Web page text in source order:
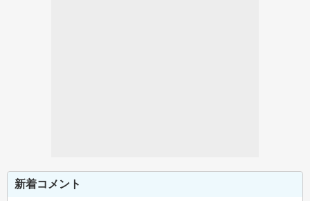
新着コメント